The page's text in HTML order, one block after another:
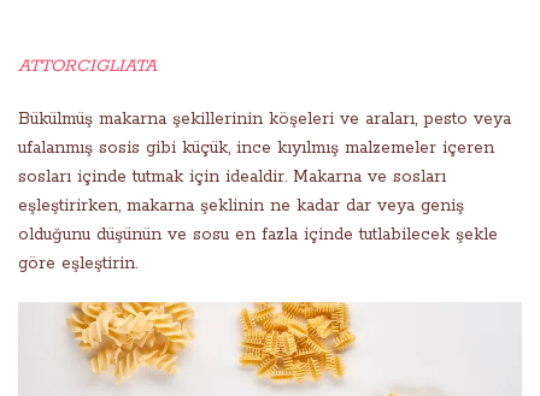
ATTORCIGLIATA
Bükülmüş makarna şekillerinin köşeleri ve araları, pesto veya
ufalanmış sosis gibi küçük, ince kıyılmış malzemeler içeren
sosları içinde tutmak için idealdir. Makarna ve sosları
eşleştirirken, makarna şeklinin ne kadar dar veya geniş
olduğunu düşünün ve sosu en fazla içinde tutlabilecek şekle
göre eşleştirin.